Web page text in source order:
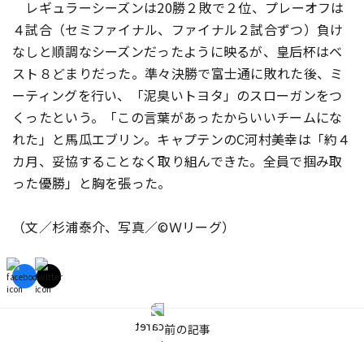
レギュラーシーズンは20勝２敗で２位、プレーオフは
４試合（セミファイナル、ファイナル２試合ずつ）負け
なしと順調なシーズンだったように映るが、皇后杯はベ
スト８どまりだった。準々決勝で富士通に敗れた後、ミ
ーティングを行い、「泥臭いトヨタ」のスローガンをつ
くったという。「この言葉があったからいいチームにな
れた」と馬瓜エブリン。キャプテンのC河村美幸は「約４
カ月、妥協することなく取り組んできた。全員で掴み取
った優勝」と胸を張った。
（文／杉浦泰介、写真／©Ｗリーグ）
前の記事